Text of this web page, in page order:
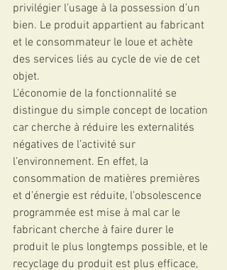
privilégier l’usage à la possession d’un
bien. Le produit appartient au fabricant
et le consommateur le loue et achète
des services liés au cycle de vie de cet
objet.
L’économie de la fonctionnalité se
distingue du simple concept de location
car cherche à réduire les externalités
négatives de l’activité sur
l’environnement. En effet, la
consommation de matières premières
et d’énergie est réduite, l’obsolescence
programmée est mise à mal car le
fabricant cherche à faire durer le
produit le plus longtemps possible, et le
recyclage du produit est plus efficace,